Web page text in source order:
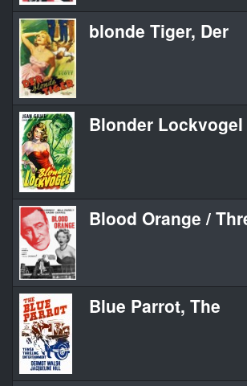
blonde Tiger, Der
Blonder Lockvogel
Blood Orange /
Blue Parrot, The